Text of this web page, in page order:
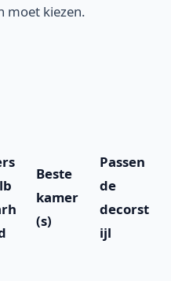
moet kiezen.
Beste
kamer
(s)
Passen
de
decorst
ijl